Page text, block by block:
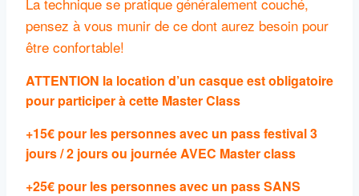
pensez à vous munir de ce dont aurez besoin pour
être confortable!
ATTENTION la location d’un casque est obligatoire
pour participer à cette Master Class
+15€ pour les personnes avec un pass festival 3
jours / 2 jours ou journée AVEC Master class
+25€ pour les personnes avec un pass SANS